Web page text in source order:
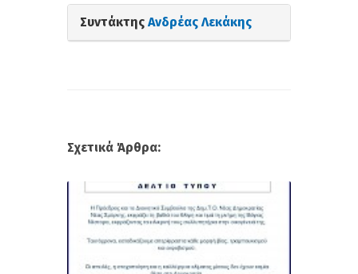
Συντάκτης Ανδρέας Λεκάκης
Σχετικά Άρθρα: